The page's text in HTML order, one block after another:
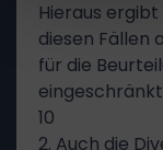
Hieraus ergibt
diesen Fällen
für die
10
2. Auch die